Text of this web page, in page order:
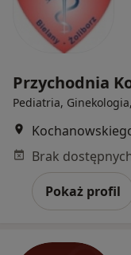
Przychodnia
Pediatria,
Pokaż profil